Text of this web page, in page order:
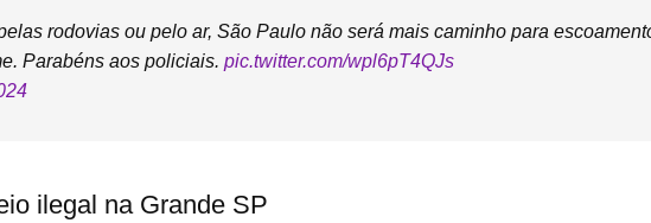
rodovias ou pelo ar, São Paulo não será mais caminho para
Parabéns aos policiais. pic.twitter.com/wpl6pT4QJs
ilegal na Grande SP